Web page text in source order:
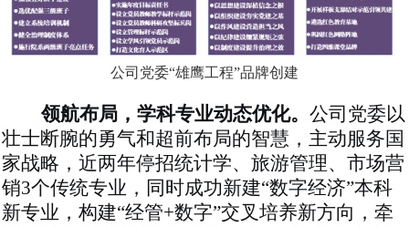
公司党委“雄鹰工程”品牌创建
领航布局，学科专业动态优化。公司党委以
壮士断腕的勇气和超前布局的智慧，主动服务国
家战略，近两年停招统计学、旅游管理、市场营
销3个传统专业， 同时成功新建“数字经济”本科
新专业，构建“经管+数字”交叉培养新方向，牵